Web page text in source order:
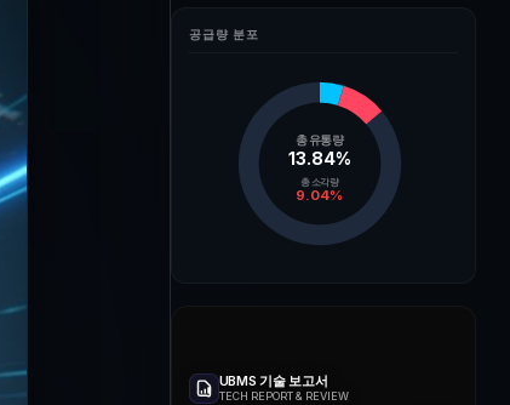
공급량 분포
총 유통량
13.84%
총 소각량
9.04%
UBMS 기술 보고서
TECH REPORT & REVIEW